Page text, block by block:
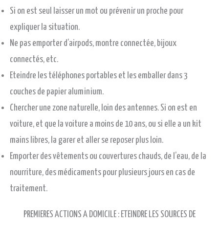
Si on est seul laisser un mot ou prévenir un proche pour
expliquer la situation.
Ne pas emporter d’airpods, montre connectée, bijoux
connectés, etc.
Eteindre les téléphones portables et les emballer dans 3
couches de papier aluminium.
Chercher une zone naturelle, loin des antennes. Si on est en
voiture, et que la voiture a moins de 10 ans, ou si elle a un kit
mains libres, la garer et aller se reposer plus loin.
Emporter des vêtements ou couvertures chauds, de l’eau, de la
nourriture, des médicaments pour plusieurs jours en cas de
traitement.
PREMIERES ACTIONS A DOMICILE : ETEINDRE LES SOURCES DE